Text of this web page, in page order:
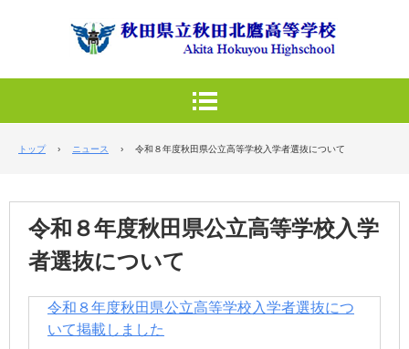
トップ › ニュース › 令和８年度秋田県公立高等学校入学者選抜について
令和８年度秋田県公立高等学校入学
者選抜について
令和８年度秋田県公立高等学校入学者選抜につ
いて掲載しました